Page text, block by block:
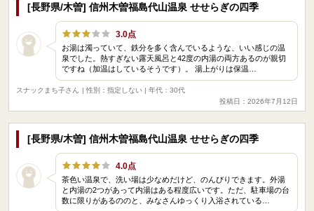
[長野県/木曽] 信州木曽福島代山温泉 せせらぎの四季
3.0点
お湯は濁っていて、鉄分を多く含んでいるような、いい感じの温
泉でした。熱すぎない露天風呂と42度の内湯の両方あるのが親切
ですね（加温はしているそうです）。 湯上がりは保温…
スナックまち子さん
| 性別：指定しない | 年代：30代
投稿日：2026年7月12日
[長野県/木曽] 信州木曽福島代山温泉 せせらぎの四季
4.0点
茶色い温泉で、洗い場は少なめだけど、のんびりできます。外湯
と内湯の2つがあって内湯はある程度広いです。ただ、駐車場の台
数に限りがあるののと、みなさんゆっくり入浴されている…